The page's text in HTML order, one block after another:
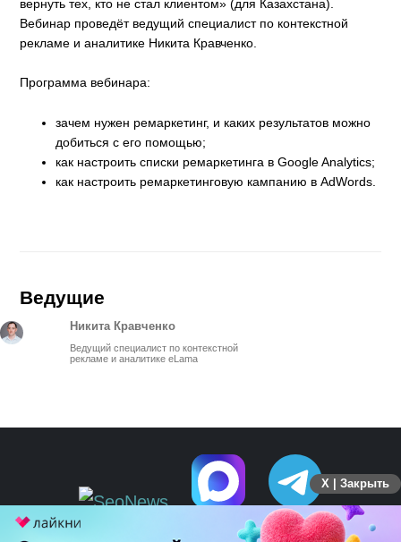
вернуть тех, кто не стал клиентом» (для Казахстана).
Вебинар проведёт ведущий специалист по контекстной
рекламе и аналитике Никита Кравченко.
Программа вебинара:
зачем нужен ремаркетинг, и каких результатов можно
добиться с его помощью;
как настроить списки ремаркетинга в Google Analytics;
как настроить ремаркетинговую кампанию в AdWords.
Ведущие
Никита Кравченко
Ведущий специалист по контекстной
рекламе и аналитике eLama
X | Закрыть
ПЕРЕЙТИ НА ПОЛНУЮ ВЕРСИЮ